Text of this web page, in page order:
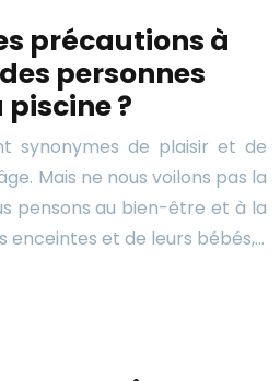
précautions à
personnes
?
synonymes de plaisir et de
Mais ne nous voilons pas la
pensons au bien-être et à la
et de leurs bébés,…